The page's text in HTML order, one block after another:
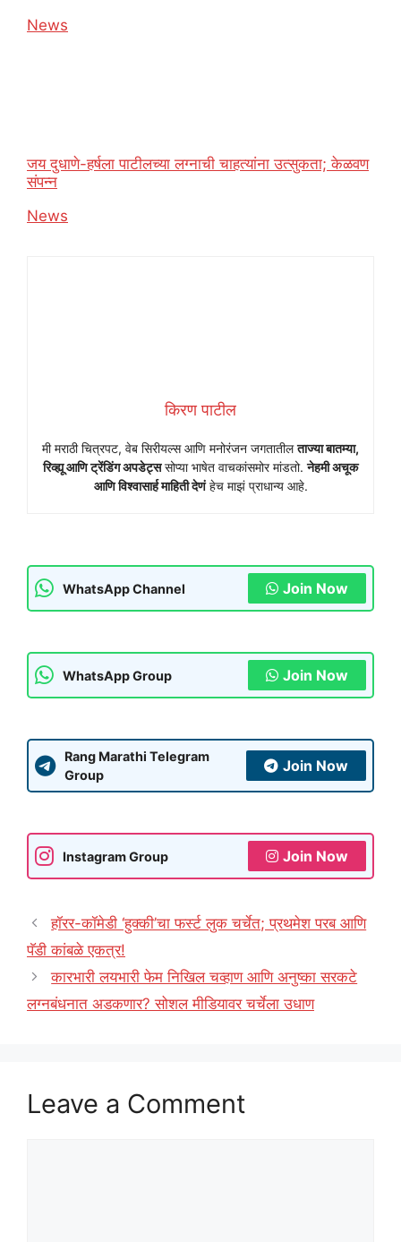
In relation to
News
जय दुधाणे-हर्षला पाटीलच्या लग्नाची चाहत्यांना उत्सुकता; केळवण
संपन्न
In relation to
News
किरण पाटील
मी मराठी चित्रपट, वेब सिरीयल्स आणि मनोरंजन जगतातीलताज्या बातम्या,
रिव्ह्यू आणि ट्रेंडिंग अपडेट्ससोप्या भाषेत वाचकांसमोर मांडतो.नेहमी अचूक
आणि विश्वासार्ह माहिती देणंहेच माझं प्राधान्य आहे.
WhatsApp Channel Join Now
WhatsApp Group Join Now
Rang Marathi Telegram
Group
Join Now
Instagram Group Join Now
हॉरर-कॉमेडी ‘हुक्की’चा फर्स्ट लुक चर्चेत; प्रथमेश परब आणि
पॅडी कांबळे एकत्र!
कारभारी लयभारी फेम निखिल चव्हाण आणि अनुष्का सरकटे
लग्नबंधनात अडकणार? सोशल मीडियावर चर्चेला उधाण
Leave a Comment